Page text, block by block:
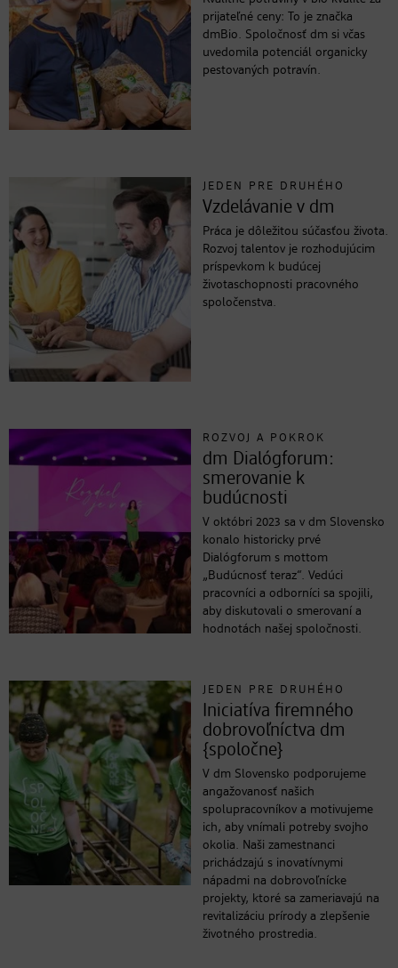
prijateľné ceny: To je značka
dmBio. Spoločnosť dm si včas
uvedomila potenciál organicky
pestovaných potravín.
JEDEN PRE DRUHÉHO
Vzdelávanie v dm
Práca je dôležitou súčasťou života.
Rozvoj talentov je rozhodujúcim
príspevkom k budúcej
životaschopnosti pracovného
spoločenstva.
ROZVOJ A POKROK
dm Dialógforum:
smerovanie k
budúcnosti
V októbri 2023 sa v dm Slovensko
konalo historicky prvé
Dialógforum s mottom
„Budúcnosť teraz“. Vedúci
pracovníci a odborníci sa spojili,
aby diskutovali o smerovaní a
hodnotách našej spoločnosti.
JEDEN PRE DRUHÉHO
Iniciatíva firemného
dobrovoľníctva dm
{spoločne}
V dm Slovensko podporujeme
angažovanosť našich
spolupracovníkov a motivujeme
ich, aby vnímali potreby svojho
okolia. Naši zamestnanci
prichádzajú s inovatívnymi
nápadmi na dobrovoľnícke
projekty, ktoré sa zameriavajú na
revitalizáciu prírody a zlepšenie
životného prostredia.